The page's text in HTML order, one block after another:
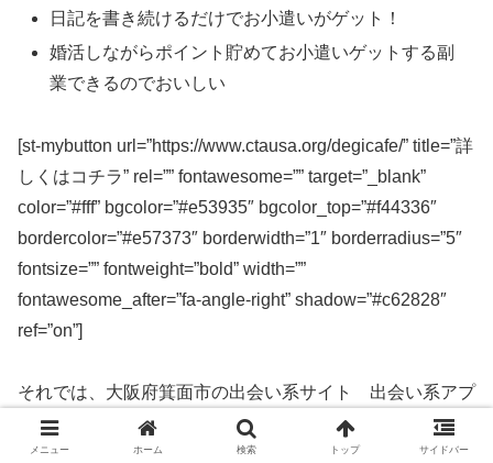
日記を書き続けるだけでお小遣いがゲット！
婚活しながらポイント貯めてお小遣いゲットする副
業できるのでおいしい
[st-mybutton url=”https://www.ctausa.org/degicafe/” title=”詳
しくはコチラ” rel=”” fontawesome=”” target=”_blank”
color=”#fff” bgcolor=”#e53935″ bgcolor_top=”#f44336″
bordercolor=”#e57373″ borderwidth=”1″ borderradius=”5″
fontsize=”” fontweight=”bold” width=””
fontawesome_after=”fa-angle-right” shadow=”#c62828″
ref=”on”]
それでは、大阪府箕面市の出会い系サイト 出会い系アプ
リを実際に使ってみた感想などを解説します。
メニュー ホーム 検索 トップ サイドバー